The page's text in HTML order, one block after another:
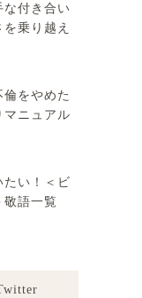
な付き合い
乗り越え
をやめた
マニュアル
たい！＜ビ
敬語一覧